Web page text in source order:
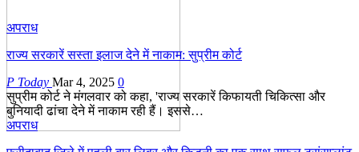
अपराध
राज्य सरकारें सस्ता इलाज देने में नाकाम: सुप्रीम कोर्ट
P Today Mar 4, 2025 0
सुप्रीम कोर्ट ने मंगलवार को कहा, 'राज्य सरकारें किफायती चिकित्सा और
बुनियादी ढांचा देने में नाकाम रही हैं। इससे…
अपराध